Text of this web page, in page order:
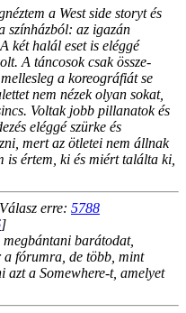
a West side storyt és
színházból: az igazán
két halál eset is eléggé
A táncosok csak össze-
a koreográfiát se
nem nézek olyan sokat,
Voltak jobb pillanatok és
eléggé szürke és
mert az ötletei nem állnak
is értem, ki és miért találta ki,
erre: 5788
]
barátodat,
fórumra, de több, mint
azt a Somewhere-t, amelyet